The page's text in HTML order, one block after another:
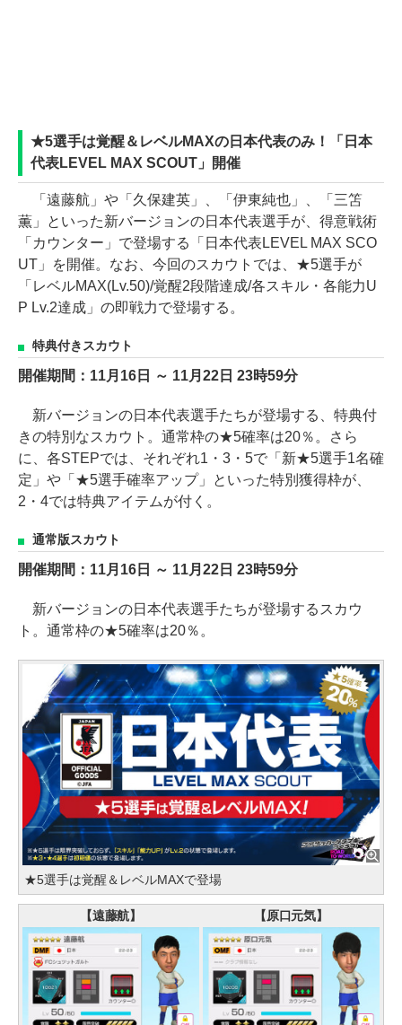
★5選手は覚醒＆レベルMAXの日本代表のみ！「日本
代表LEVEL MAX SCOUT」開催
「遠藤航」や「久保建英」、「伊東純也」、「三笘
薫」といった新バージョンの日本代表選手が、得意戦術
「カウンター」で登場する「日本代表LEVEL MAX SCO
UT」を開催。なお、今回のスカウトでは、★5選手が
「レベルMAX(Lv.50)/覚醒2段階達成/各スキル・各能力U
P Lv.2達成」の即戦力で登場する。
特典付きスカウト
開催期間：11月16日 ～ 11月22日 23時59分
新バージョンの日本代表選手たちが登場する、特典付
きの特別なスカウト。通常枠の★5確率は20％。さら
に、各STEPでは、それぞれ1・3・5で「新★5選手1名確
定」や「★5選手確率アップ」といった特別獲得枠が、
2・4では特典アイテムが付く。
通常版スカウト
開催期間：11月16日 ～ 11月22日 23時59分
新バージョンの日本代表選手たちが登場するスカウ
ト。通常枠の★5確率は20％。
★5選手は覚醒＆レベルMAXで登場
【遠藤航】 【原口元気】